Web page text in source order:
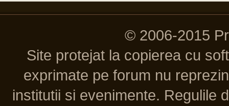
© 2006-2015
Site protejat la copierea cu
exprimate pe forum nu
institutii si evenimente. Regulile